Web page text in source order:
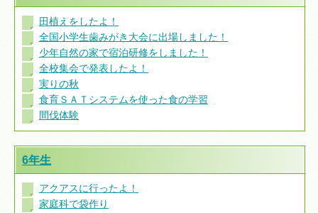
田植えをしたよ！
全国小学生歯みがき大会に出場しました！
少年自然の家で宿泊研修をしました！
全校集会で発表したよ！
実りの秋
食育ＳＡＴシステムを使った食の学習
間伐体験
6年生
アクアスに行ったよ！
家庭科で袋作り